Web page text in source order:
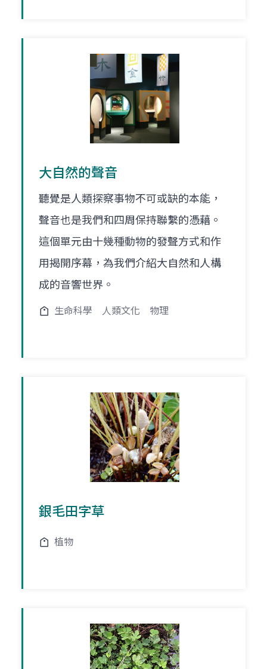
大自然的聲音
聽覺是人類探察事物不可或缺的本能，
聲音也是我們和四周保持聯繫的憑藉。
這個單元由十幾種動物的發聲方式和作
用揭開序幕，為我們介紹大自然和人構
成的音響世界。
生命科學 人類文化 物理
銀毛田字草
植物